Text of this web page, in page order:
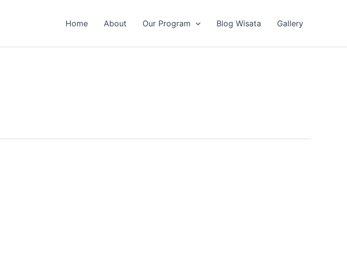
Home About Our Program Blog Wisata Gallery